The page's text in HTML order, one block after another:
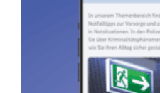
Messe
A+A